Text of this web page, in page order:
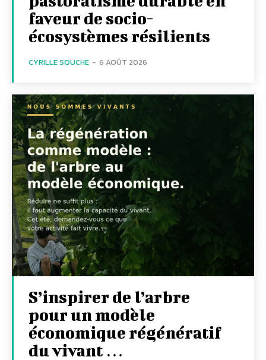
faveur de socio-
écosystèmes résilients
CYRILLE SOUCHE - 6 AOÛT 2026
S’inspirer de l’arbre
pour un modèle
économique régénératif
du vivant …